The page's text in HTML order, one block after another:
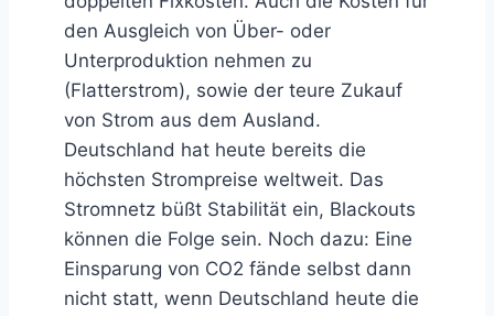
den Ausgleich von Über- oder
Unterproduktion nehmen zu
(Flatterstrom), sowie der teure Zukauf
von Strom aus dem Ausland.
Deutschland hat heute bereits die
höchsten Strompreise weltweit. Das
Stromnetz büßt Stabilität ein, Blackouts
können die Folge sein. Noch dazu: Eine
Einsparung von CO2 fände selbst dann
nicht statt, wenn Deutschland heute die